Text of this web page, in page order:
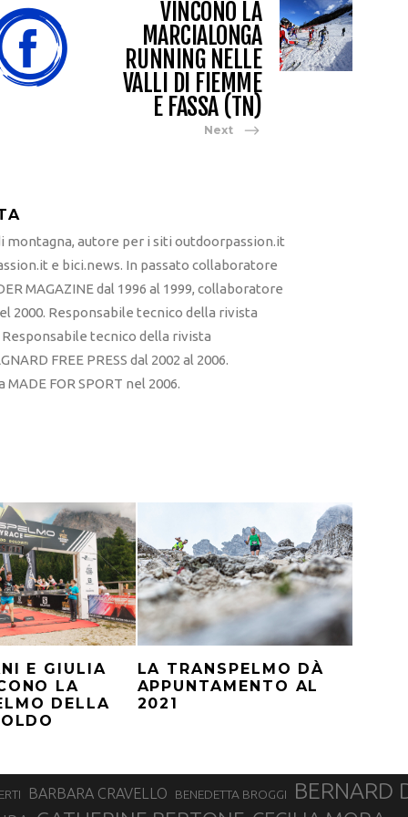
VINCONO LA
MARCIALONGA
RUNNING NELLE
VALLI DI FIEMME
E FASSA (TN)
Next
montagna, autore per i siti outdoorpassion.it
e bici.news. In passato collaboratore
MAGAZINE dal 1996 al 1999, collaboratore
2000. Responsabile tecnico della rivista
Responsabile tecnico della rivista
FREE PRESS dal 2002 al 2006.
FOR SPORT nel 2006.
E GIULIA
LA
DELLA
LA TRANSPELMO DÀ
APPUNTAMENTO AL
2021
BARBARA CRAVELLO BENEDETTA BROGGI BERNARD